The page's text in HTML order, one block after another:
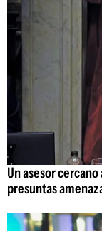
Un asesor
presuntas